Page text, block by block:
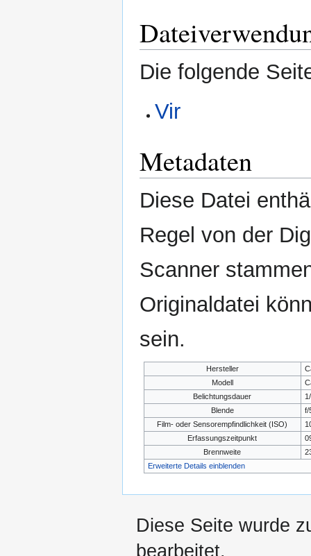
Die folgende
Vir
Metadaten
Diese Datei
Regel von der
Scanner
Originaldatei
sein.
Hersteller
Modell
Belichtungsdauer
Blende
f/
Film- oder Sensorempfindlichkeit (ISO)
Erfassungszeitpunkt
Brennweite
Erweiterte Details einblenden
Diese Seite wurde
bearbeitet.